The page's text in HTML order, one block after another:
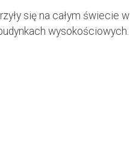
się na całym świecie w
wysokościowych.